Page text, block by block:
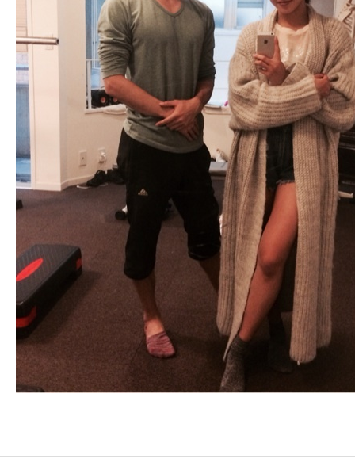
体験トレーニング・FAQ
悩み別解決法
お客様の声
アクセス